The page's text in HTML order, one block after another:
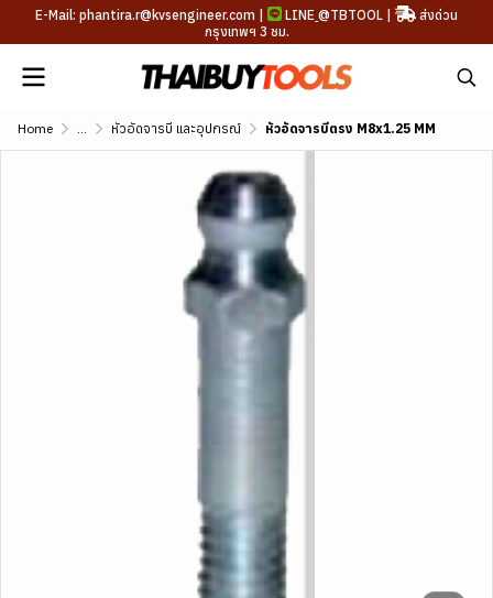
E-Mail: phantira.r@kvsengineer.com | LINE @TBTOOL |
ส่งด่วน
กรุงเทพฯ 3 ชม.
Home ... หัวอัดจารบี และอุปกรณ์ หัวอัดจารบีตรง M8x1.25 MM